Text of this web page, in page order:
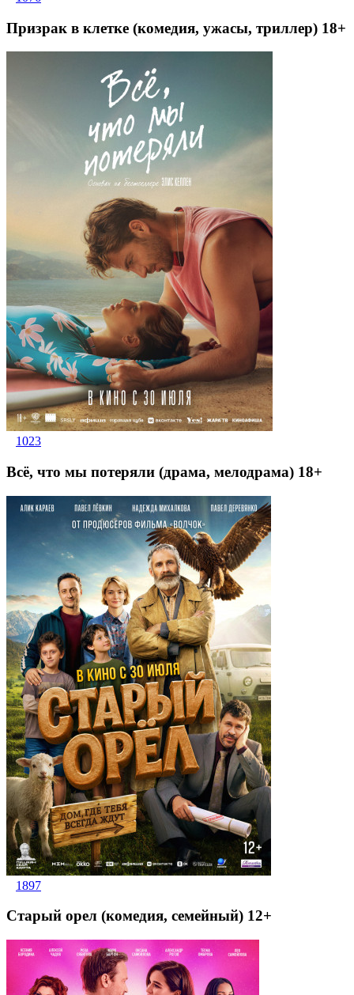
Призрак в клетке (комедия, ужасы, триллер) 18+
1023
Всё, что мы потеряли (драма, мелодрама) 18+
1897
Старый орел (комедия, семейный) 12+